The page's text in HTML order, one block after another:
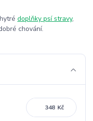
doplňky psí stravy,
chování.
Kč